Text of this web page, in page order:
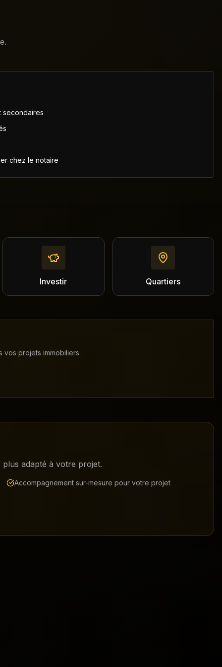
secondaires
chez le notaire
Investir Quartiers
vos projets immobiliers.
adapté à votre projet.
Accompagnement sur-mesure pour votre projet